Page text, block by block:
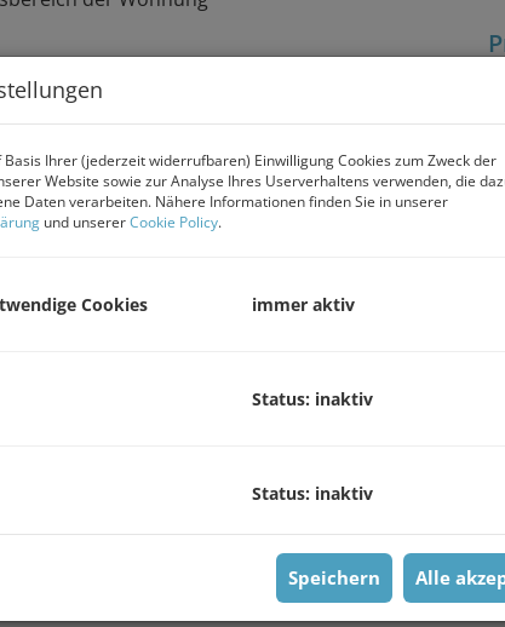
Helles und großzügiges
Ihrer (jederzeit widerrufbaren) Einwilligung Cookies zum Zweck der
Website sowie zur Analyse Ihres Userverhaltens verwenden, die
Daten verarbeiten. Nähere Informationen finden Sie in unserer
und unsererCookie Policy.
Cookies immer aktiv
Status: inaktiv
Status: inaktiv
Speichern Alle